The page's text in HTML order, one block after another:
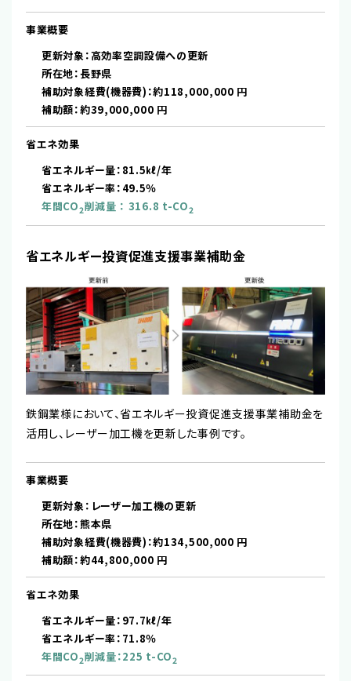
事業概要
更新対象：高効率空調設備への更新
所在地：長野県
補助対象経費(機器費)：約118,000,000 円
補助額：約39,000,000 円
省エネ効果
省エネルギー量：81.5㎘/年
省エネルギー率：49.5％
年間CO2削減量 ： 316.8 t-CO2
省エネルギー投資促進支援事業補助金
鉄鋼業様において、省エネルギー投資促進支援事業補助金を
活用し、レーザー加工機を更新した事例です。
事業概要
更新対象：レーザー加工機の更新
所在地：熊本県
補助対象経費(機器費)：約134,500,000 円
補助額：約44,800,000 円
省エネ効果
省エネルギー量：97.7㎘/年
省エネルギー率：71.8％
年間CO2削減量：225 t-CO2